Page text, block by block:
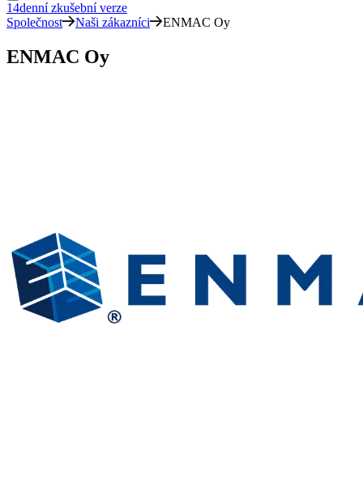
14denní zkušební verze
Společnost
Naši zákazníci ENMAC Oy
ENMAC Oy